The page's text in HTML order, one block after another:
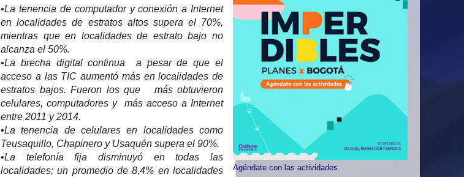
•La tenencia de computador y conexión a Internet
en localidades de estratos altos supera el 70%,
mientras que en localidades de estrato bajo no
alcanza el 50%.
•La brecha digital continua a pesar de que el
acceso a las TIC aumentó más en localidades de
estratos bajos. Fueron los que más obtuvieron
celulares, computadores y más acceso a Internet
entre 2011 y 2014.
•La tenencia de celulares en localidades como
Teusaquillo, Chapinero y Usaquén supera el 90%.
•La telefonía fija disminuyó en todas las
localidades; un promedio de 8,4% en localidades
Agéndate con las actividades.